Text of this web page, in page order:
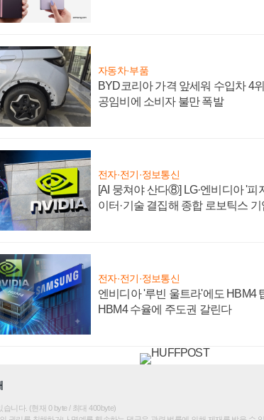
자동차·부품
BYD코리아 가격 앞세워 수입차 4
공임비에 소비자 불만 폭발
전자·전기·정보통신
[AI 뭉쳐야 산다⑧] LG·엔비디아 '피
이터·기술 결집해 종합 로보틱스 기
전자·전기·정보통신
엔비디아 '루빈 울트라'에도 HBM4
HBM4 수율에 주도권 갈린다
습니다. (현재 0 byte / 최대 400byte)